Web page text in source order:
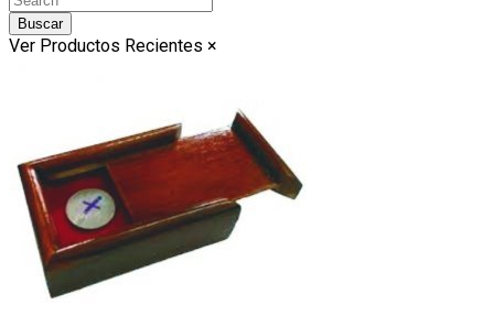
Buscar
Ver Productos Recientes ×